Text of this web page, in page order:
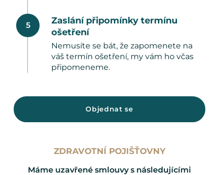
5
Zaslání připomínky termínu
ošetření
Nemusíte se bát, že zapomenete na
váš termín ošetření, my vám ho včas
připomeneme.
Objednat se
ZDRAVOTNÍ POJIŠŤOVNY
Máme uzavřené smlouvy s následujícími